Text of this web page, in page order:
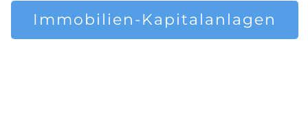
Immobilien-Kapitalanlagen